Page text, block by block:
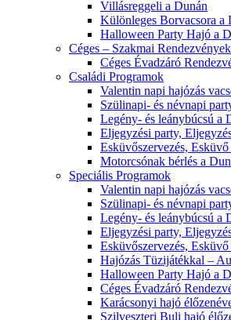
Villásreggeli a Dunán
Különleges Borvacsora a
Halloween Party Hajó a
Céges – Szakmai Rendezvények
Céges Évadzáró
Családi Programok
Valentin napi hajózás
Szülinapi- és névnapi
Legény- és leánybúcsú a
Eljegyzési party,
Esküvőszervezés,
Motorcsónak bérlés a
Speciális Programok
Valentin napi hajózás
Szülinapi- és névnapi
Legény- és leánybúcsú a
Eljegyzési party,
Esküvőszervezés,
Hajózás Tüzijátékkal –
Halloween Party Hajó a
Céges Évadzáró
Karácsonyi hajó
Szilveszteri Buli hajó